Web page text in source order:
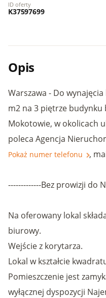
ID oferty
K37597699
Opis
Warszawa - Do
m2 na 3 piętrze
Mokotowie, w okolicach
poleca Agencja
Pokaż numer telefonu ,
-------------Bez prowizji do
Na oferowany lokal
biurowy.
Wejście z korytarza.
Lokal w kształcie
Pomieszczenie jest
wyłącznej dyspozycji